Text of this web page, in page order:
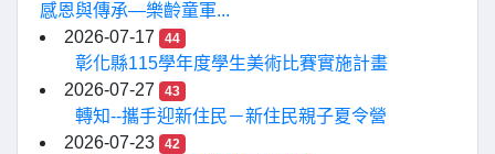
感恩與傳承—樂齡童軍...
2026-07-17
44
彰化縣115學年度學生美術比賽實施計畫
2026-07-27
43
轉知--攜手迎新住民－新住民親子夏令營
2026-07-23
42